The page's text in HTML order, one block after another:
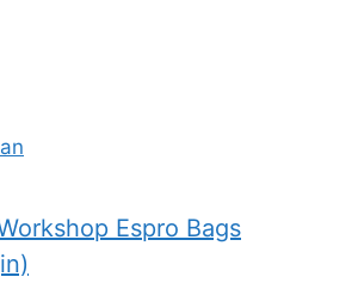
Espro Bags